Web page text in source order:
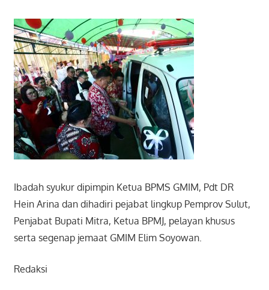
Ibadah syukur dipimpin Ketua BPMS GMIM, Pdt DR
Hein Arina dan dihadiri pejabat lingkup Pemprov Sulut,
Penjabat Bupati Mitra, Ketua BPMJ, pelayan khusus
serta segenap jemaat GMIM Elim Soyowan.
Redaksi